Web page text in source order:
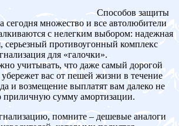
Способов защиты
сегодня множество и все автолюбители
с нелегким выбором: надежная
серьезный противоугонный комплекс
для «галочки».
учитывать, что даже самый дорогой
вас от пешей жизни в течение
и возмещение выплатят вам далеко не
приличную сумму амортизации.
помните – дешевые аналоги